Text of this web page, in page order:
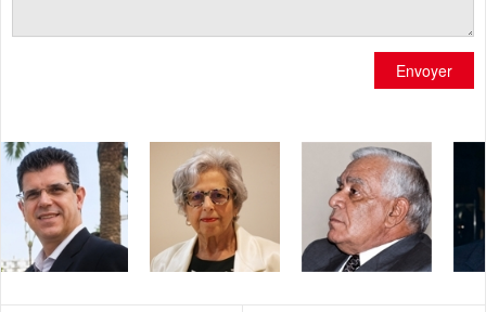
Envoyer